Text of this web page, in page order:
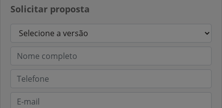
Solicitar proposta